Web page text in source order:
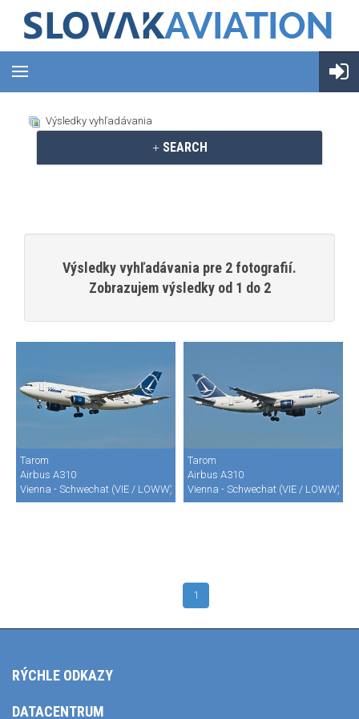
Výsledky vyhľadávania
SEARCH
Výsledky vyhľadávania pre 2 fotografií.
Zobrazujem výsledky od 1 do 2
Tarom
Airbus A310
Vienna - Schwechat (VIE / LOWW)
Tarom
Airbus A310
Vienna - Schwechat (VIE / LOWW)
1
RÝCHLE ODKAZY
DATACENTRUM